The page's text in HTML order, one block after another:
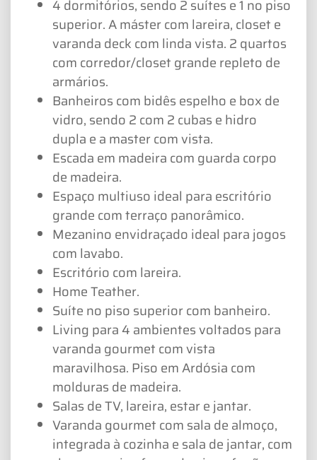
4 dormitórios, sendo 2 suítes e 1 no piso
superior. A máster com lareira, closet e
varanda deck com linda vista. 2 quartos
com corredor/closet grande repleto de
armários.
Banheiros com bidês espelho e box de
vidro, sendo 2 com 2 cubas e hidro
dupla e a master com vista.
Escada em madeira com guarda corpo
de madeira.
Espaço multiuso ideal para escritório
grande com terraço panorâmico.
Mezanino envidraçado ideal para jogos
com lavabo.
Escritório com lareira.
Home Teather.
Suíte no piso superior com banheiro.
Living para 4 ambientes voltados para
varanda gourmet com vista
maravilhosa. Piso em Ardósia com
molduras de madeira.
Salas de TV, lareira, estar e jantar.
Varanda gourmet com sala de almoço,
integrada à cozinha e sala de jantar, com